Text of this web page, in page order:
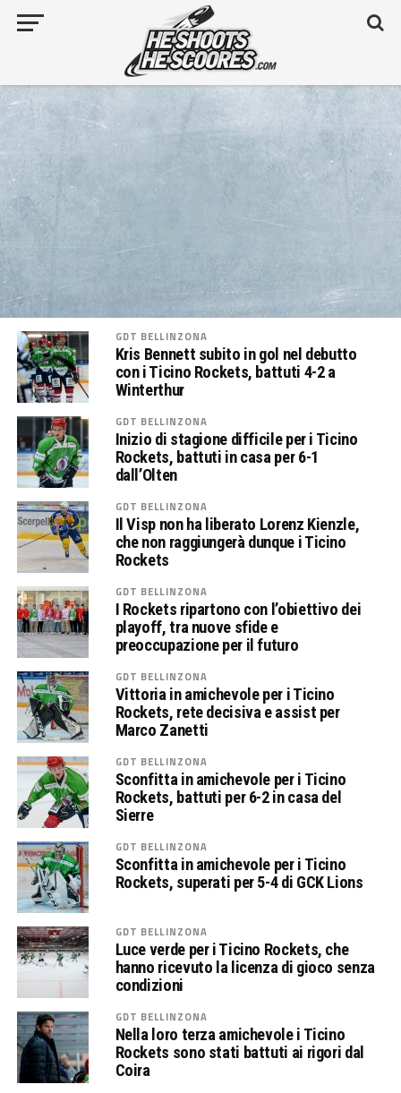
GDT BELLINZONA
Kris Bennett subito in gol nel debutto
con i Ticino Rockets, battuti 4-2 a
Winterthur
GDT BELLINZONA
Inizio di stagione difficile per i Ticino
Rockets, battuti in casa per 6-1
dall’Olten
GDT BELLINZONA
Il Visp non ha liberato Lorenz Kienzle,
che non raggiungerà dunque i Ticino
Rockets
GDT BELLINZONA
I Rockets ripartono con l’obiettivo dei
playoff, tra nuove sfide e
preoccupazione per il futuro
GDT BELLINZONA
Vittoria in amichevole per i Ticino
Rockets, rete decisiva e assist per
Marco Zanetti
GDT BELLINZONA
Sconfitta in amichevole per i Ticino
Rockets, battuti per 6-2 in casa del
Sierre
GDT BELLINZONA
Sconfitta in amichevole per i Ticino
Rockets, superati per 5-4 di GCK Lions
GDT BELLINZONA
Luce verde per i Ticino Rockets, che
hanno ricevuto la licenza di gioco senza
condizioni
GDT BELLINZONA
Nella loro terza amichevole i Ticino
Rockets sono stati battuti ai rigori dal
Coira